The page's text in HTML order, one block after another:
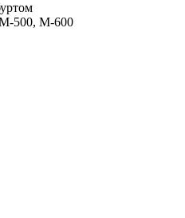
500, М-600